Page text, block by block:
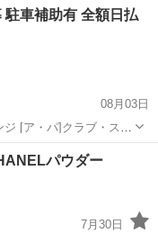
ルスケア 場所
車補助有 全額日払
08月03日
ジ [ア・パ]クラブ・スナ
態> アルバイト・パー
:一部支給 車・バイク
パウダー
7月30日